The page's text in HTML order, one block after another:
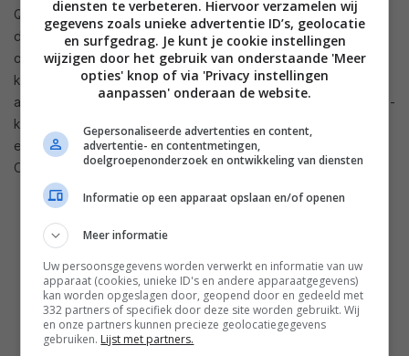
QV1030. Deze tablet is voorzien van een 10.1-inch ips lcd
display met een resolutie van 2.560 bij 1.600 pixels en draait
op een Nvidia Tegra 4 quadcore-processor met een
kloksnelheid van 1.8GHz. Verder beschikt de tablet over 2GB
aan werkgeheugen, 16GB aan opslaggeheugen, een microSD-
kaartlezer waarmee het geheugen uitgebreid kan worden,
een microUSB OTG-poort, twee camera’s en Bluetooth 4.0.
Ook dit model draait op Android 4.2.2 Jelly Bean.
diensten te verbeteren. Hiervoor verzamelen wij
gegevens zoals unieke advertentie ID’s, geolocatie
en surfgedrag. Je kunt je cookie instellingen
wijzigen door het gebruik van onderstaande 'Meer
opties' knop of via 'Privacy instellingen
aanpassen' onderaan de website.
Gepersonaliseerde advertenties en content,
advertentie- en contentmetingen,
doelgroepenonderzoek en ontwikkeling van diensten
Informatie op een apparaat opslaan en/of openen
Meer informatie
Uw persoonsgegevens worden verwerkt en informatie van uw
apparaat (cookies, unieke ID's en andere apparaatgegevens)
kan worden opgeslagen door, geopend door en gedeeld met
332 partners of specifiek door deze site worden gebruikt. Wij
en onze partners kunnen precieze geolocatiegegevens
gebruiken. Lijst met partners.